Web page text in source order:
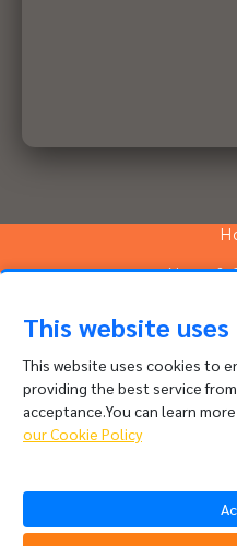
This website
This website uses cookies to
providing the best service
acceptance.You can learn
our Cookie Policy
News &
People